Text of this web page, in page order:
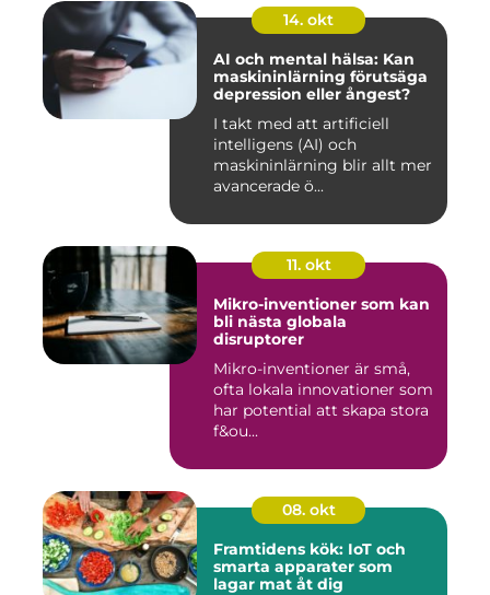
14. okt
AI och mental hälsa: Kan
maskininlärning förutsäga
depression eller ångest?
I takt med att artificiell
intelligens (AI) och
maskininlärning blir allt mer
avancerade ö...
11. okt
Mikro-inventioner som kan
bli nästa globala
disruptorer
Mikro-inventioner är små,
ofta lokala innovationer som
har potential att skapa stora
f&ou...
08. okt
Framtidens kök: IoT och
smarta apparater som
lagar mat åt dig